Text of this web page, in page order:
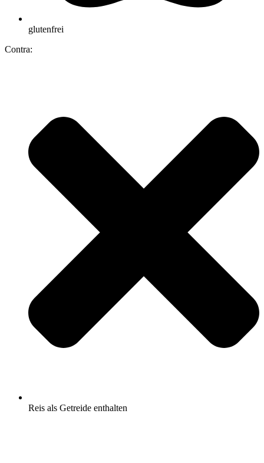
glutenfrei
Contra:
Reis als Getreide enthalten